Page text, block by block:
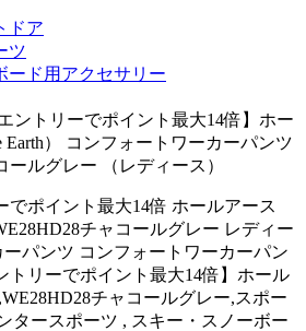
ドア
ツ
ード用アクセサリー
ントリーでポイント最大14倍】ホー
Earth） コンフォートワーカーパンツ
ールグレー （レディース）
でポイント最大14倍 ホールアース
チャコールグレー レディー
パンツ コンフォートワーカーパン
トリーでポイント最大14倍】ホール
チャコールグレー,スポー
タースポーツ , スキー・スノーボー